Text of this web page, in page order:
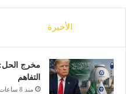
الأخيرة
مخرج
التفاهم
منذ 8 ساعات